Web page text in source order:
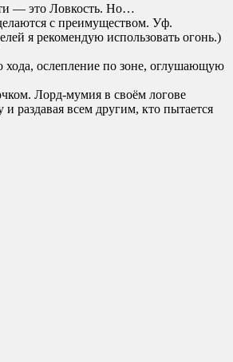
— это Ловкость. Но…
с преимуществом. Уф.
я рекомендую использовать огонь.)
хода, ослепление по зоне, оглушающую
Лорд-мумия в своём логове
раздавая всем другим, кто пытается